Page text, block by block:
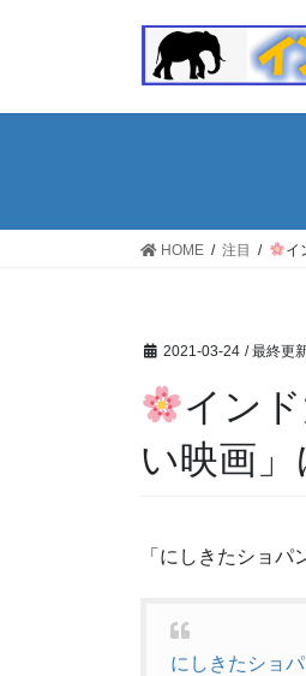
HOME 注目 イ
2021-03-24 / 最終更
イン
い映画」
「にしきたショ
にしきたショ